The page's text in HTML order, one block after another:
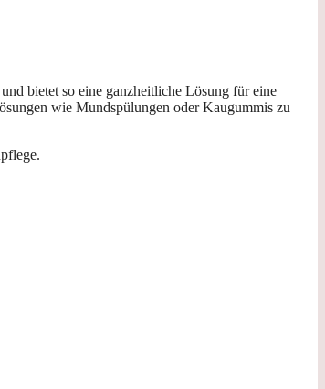
bietet so eine ganzheitliche Lösung für eine
wie Mundspülungen oder Kaugummis zu